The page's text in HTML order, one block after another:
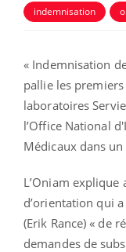
indemnisation
« Indemnisation
pallie les
laboratoires
l’Office National
Médicaux dans un
L’Oniam
d’orientation qui
(Erik Rance) « de
demandes de